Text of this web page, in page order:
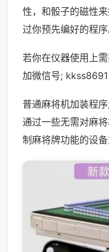
性，和骰子的磁性
过你预先编好的程序
若你在仪器使用上
加微信号; kkss8691
普通麻将机加装程
通过一些无需对麻
制麻将牌功能的设备